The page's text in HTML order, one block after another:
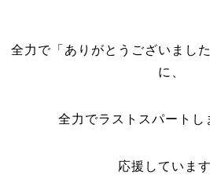
全力で「ありがとうございまし
に、
全力でラストスパートし
応援しています